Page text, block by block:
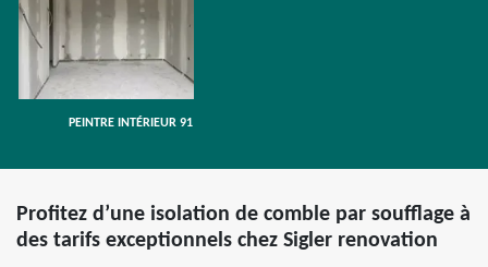
PEINTRE INTÉRIEUR 91
Profitez d’une isolation de comble par soufflage à
des tarifs exceptionnels chez Sigler renovation